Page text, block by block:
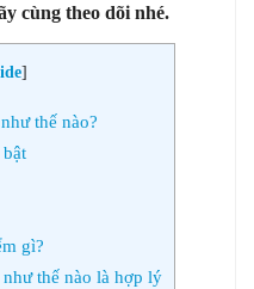
cùng theo dõi nhé.
]
thế nào?
gì?
thế nào là hợp lý